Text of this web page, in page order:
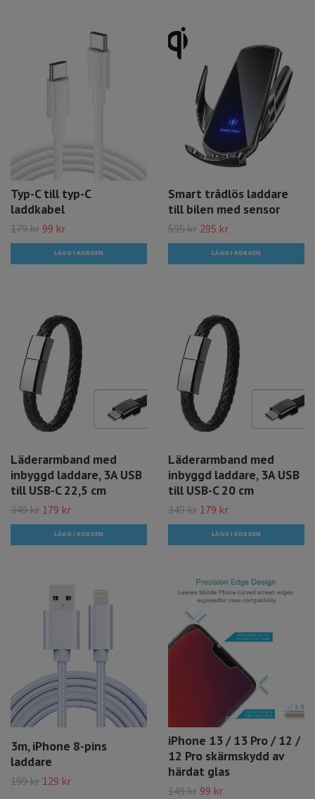
Typ-C till typ-C
laddkabel
179 kr 99 kr
Smart trådlös laddare
till bilen med sensor
595 kr 295 kr
Läderarmband med
inbyggd laddare, 3A USB
till USB-C 22,5 cm
349 kr 179 kr
Läderarmband med
inbyggd laddare, 3A USB
till USB-C 20 cm
349 kr 179 kr
3m, iPhone 8-pins
laddare
199 kr 129 kr
iPhone 13 / 13 Pro / 12 /
12 Pro skärmskydd av
härdat glas
149 kr 99 kr